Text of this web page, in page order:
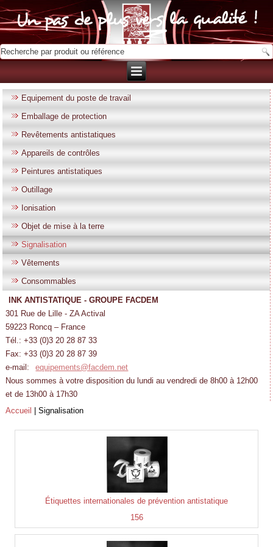
Equipement du poste de travail
Emballage de protection
Revêtements antistatiques
Appareils de contrôles
Peintures antistatiques
Outillage
Ionisation
Objet de mise à la terre
Signalisation
Vêtements
Consommables
INK ANTISTATIQUE - GROUPE FACDEM
301 Rue de Lille - ZA Actival
59223 Roncq – France
Tél.: +33 (0)3 20 28 87 33
Fax: +33 (0)3 20 28 87 39
e-mail:
equipements@facdem.net
Nous sommes à votre disposition du lundi au vendredi de 8h00 à 12h00
et de 13h00 à 17h30
Accueil
|Signalisation
Étiquettes internationales de prévention antistatique
156